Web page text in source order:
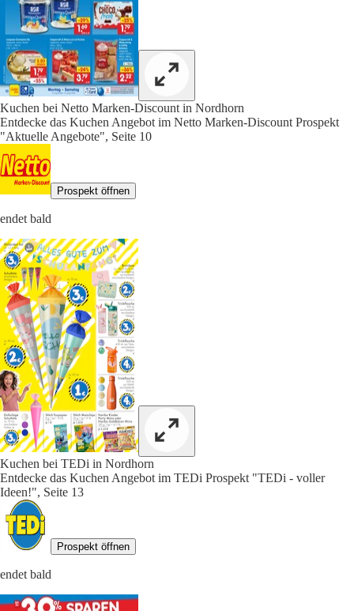
Kuchen bei Netto Marken-Discount in Nordhorn
Entdecke das Kuchen Angebot im Netto Marken-Discount Prospekt
"Aktuelle Angebote", Seite 10
Prospekt öffnen
endet bald
Kuchen bei TEDi in Nordhorn
Entdecke das Kuchen Angebot im TEDi Prospekt "TEDi - voller
Ideen!", Seite 13
Prospekt öffnen
endet bald